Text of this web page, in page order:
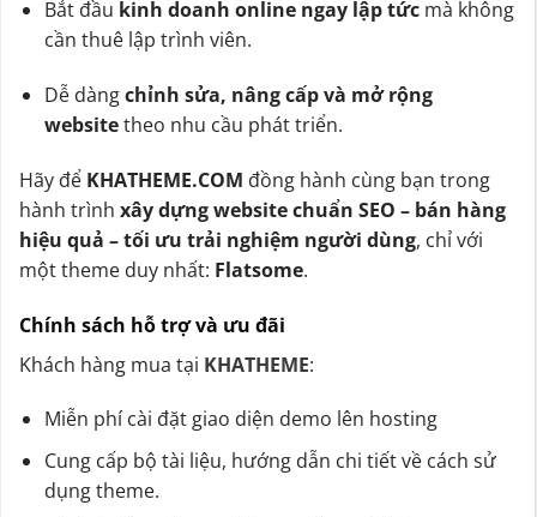
Bắt đầu kinh doanh online ngay lập tứcmà không
cần thuê lập trình viên.
Dễ dàngchỉnh sửa, nâng cấp và mở rộng
websitetheo nhu cầu phát triển.
Hãy để KHATHEME.COM đồng hành cùng bạn trong
hành trình xây dựng website chuẩn SEO – bán hàng
hiệu quả – tối ưu trải nghiệm người dùng, chỉ với
một theme duy nhất: Flatsome.
Chính sách hỗ trợ và ưu đãi
Khách hàng mua tại KHATHEME:
Miễn phí cài đặt giao diện demo lên hosting
Cung cấp bộ tài liệu, hướng dẫn chi tiết về cách sử
dụng theme.